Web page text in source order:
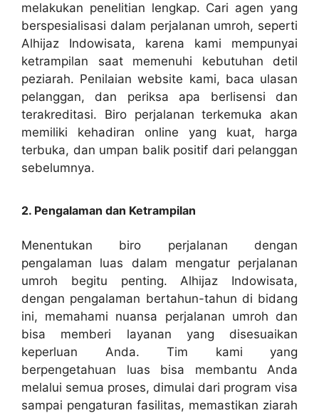
melakukan penelitian lengkap. Cari agen yang
berspesialisasi dalam perjalanan umroh, seperti
Alhijaz Indowisata, karena kami mempunyai
ketrampilan saat memenuhi kebutuhan detil
peziarah. Penilaian website kami, baca ulasan
pelanggan, dan periksa apa berlisensi dan
terakreditasi. Biro perjalanan terkemuka akan
memiliki kehadiran online yang kuat, harga
terbuka, dan umpan balik positif dari pelanggan
sebelumnya.
2. Pengalaman dan Ketrampilan
Menentukan biro perjalanan dengan
pengalaman luas dalam mengatur perjalanan
umroh begitu penting. Alhijaz Indowisata,
dengan pengalaman bertahun-tahun di bidang
ini, memahami nuansa perjalanan umroh dan
bisa memberi layanan yang disesuaikan
keperluan Anda. Tim kami yang
berpengetahuan luas bisa membantu Anda
melalui semua proses, dimulai dari program visa
sampai pengaturan fasilitas, memastikan ziarah